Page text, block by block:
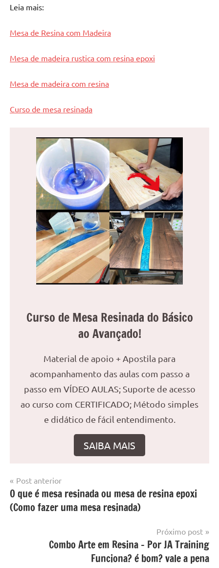
Leia mais:
Mesa de Resina com Madeira
Mesa de madeira rustica com resina epoxi
Mesa de madeira com resina
Curso de mesa resinada
Curso de Mesa Resinada do Básico
ao Avançado!
Material de apoio + Apostila para
acompanhamento das aulas com passo a
passo em VÍDEO AULAS; Suporte de acesso
ao curso com CERTIFICADO; Método simples
e didático de fácil entendimento.
SAIBA MAIS
Marcado
com
O
Mesa
resinada
Navegação
de
Post
Post anterior
O que é mesa resinada ou mesa de resina epoxi
(Como fazer uma mesa resinada)
Próximo post
Combo Arte em Resina – Por JA Training
Funciona? é bom? vale a pena